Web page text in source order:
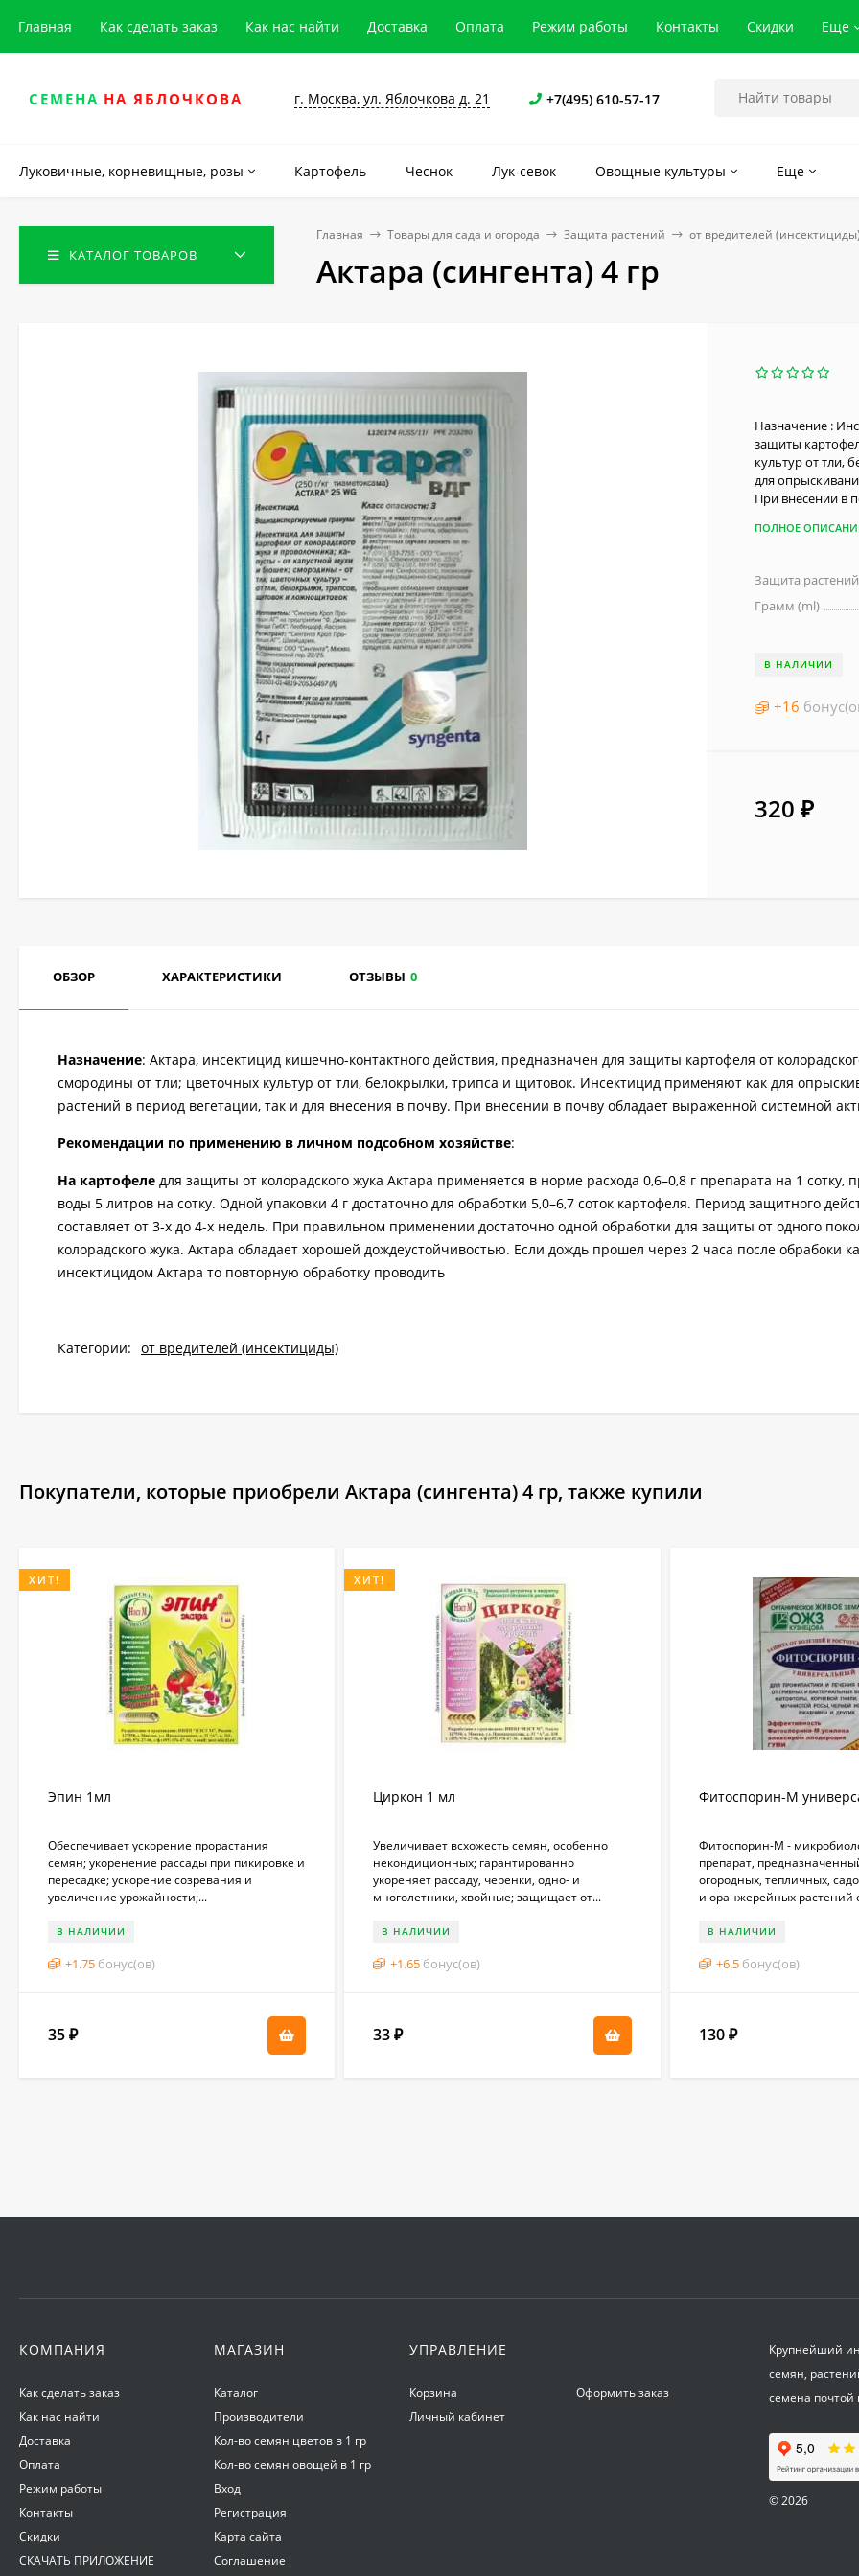
Главная Как сделать заказ Как нас найти Доставка Оплата Режим работы Контакты Скидки Еще
СЕМЕНА НА ЯБЛОЧКОВА г. Москва, ул. Яблочкова д. 21 +7(495) 610-57-17
Луковичные, корневищные, розы Картофель Чеснок Лук-севок Овощные культуры Еще
КАТАЛОГ ТОВАРОВ
Главная Товары для сада и огорода Защита растений от вредителей (инсектициды)
Актара (сингента) 4 гр
Назначение :
защиты
культур от тли,
для
При внесении в
ПОЛНОЕ
Защита растений
Грамм (ml)
В НАЛИЧИИ
+16
320₽
ОБЗОР ХАРАКТЕРИСТИКИ ОТЗЫВЫ 0
Назначение: Актара, инсектицид кишечно-контактного действия, предназначен для защиты картофеля от
смородины от тли; цветочных культур от тли, белокрылки, трипса и щитовок. Инсектицид применяют как для
растений в период вегетации, так и для внесения в почву. При внесении в почву обладает выраженной системной
Рекомендации по применению в личном подсобном хозяйстве:
На картофеле для защиты от колорадского жука Актара применяется в норме расхода 0,6–0,8 г препарата на 1 сотку,
воды 5 литров на сотку. Одной упаковки 4 г достаточно для обработки 5,0–6,7 соток картофеля. Период защитного
составляет от 3-х до 4-х недель. При правильном применении достаточно одной обработки для защиты от одного
колорадского жука. Актара обладает хорошей дождеустойчивостью. Если дождь прошел через 2 часа после обрабоки
инсектицидом Актара то повторную обработку проводить
Категории: от вредителей (инсектициды)
Покупатели, которые приобрели Актара (сингента) 4 гр, также купили
ХИТ!
Эпин 1мл
Обеспечивает ускорение прорастания
семян; укоренение рассады при пикировке и
пересадке; ускорение созревания и
увеличение урожайности;...
В НАЛИЧИИ
+1.75 бонус(ов)
35 ₽
ХИТ!
Циркон 1 мл
Увеличивает всхожесть семян, особенно
некондиционных; гарантированно
укореняет рассаду, черенки, одно- и
многолетники, хвойные; защищает от...
В НАЛИЧИИ
+1.65 бонус(ов)
33₽
Фитоспорин-М
​Фитоспорин-М -
препарат,
огородных, тепличных,
и оранжерейных растений
В НАЛИЧИИ
+6.5 бонус(ов)
130 ₽
КОМПАНИЯ
Как сделать заказ
Как нас найти
Доставка
Оплата
Режим работы
Контакты
Скидки
СКАЧАТЬ ПРИЛОЖЕНИЕ
МАГАЗИН
Каталог
Производители
Кол-во семян цветов в 1 гр
Кол-во семян овощей в 1 гр
Вход
Регистрация
Карта сайта
Соглашение
УПРАВЛЕНИЕ
Корзина
Личный кабинет
Оформить заказ
Крупнейший
семян,
семена почтой
© 2026